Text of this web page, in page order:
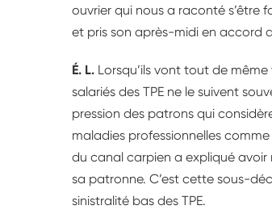
ouvrier qui nous a raconté s’être
et pris son après-midi en accord
É. L. Lorsqu’ils vont tout de
salariés des TPE ne le suivent
pression des patrons qui
maladies professionnelles
du canal carpien a expliqué avoir
sa patronne. C’est cette sous-
sinistralité bas des TPE.